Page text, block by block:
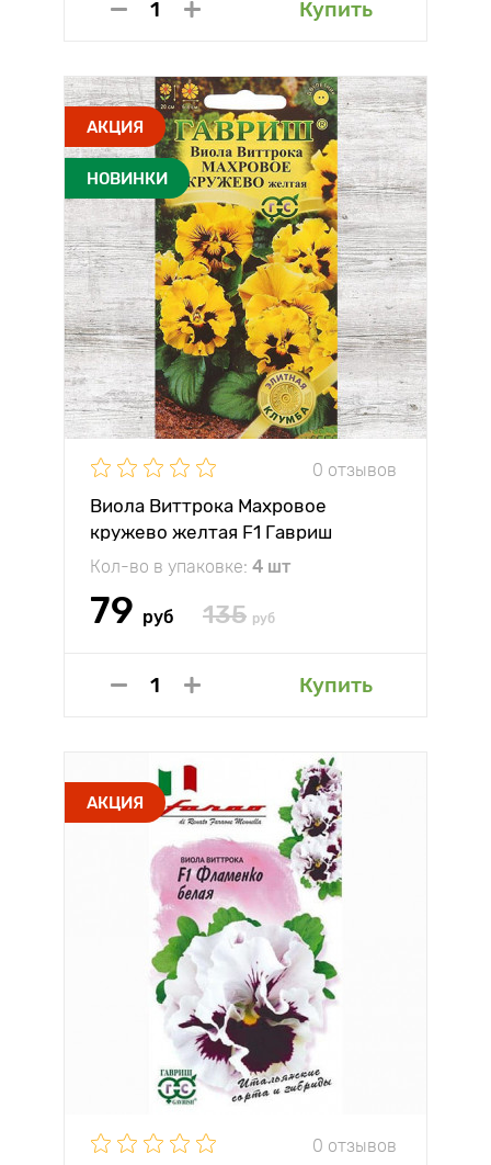
Купить
АКЦИЯ
НОВИНКИ
0 отзывов
Виола Виттрока Махровое
кружево желтая F1 Гавриш
Кол-во в упаковке: 4 шт
79 руб 135 руб
Купить
АКЦИЯ
0 отзывов